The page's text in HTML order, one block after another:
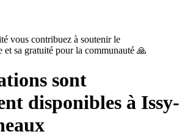
vous contribuez à soutenir le
et sa gratuité pour la communauté 🙏
sont
disponibles à Issy-